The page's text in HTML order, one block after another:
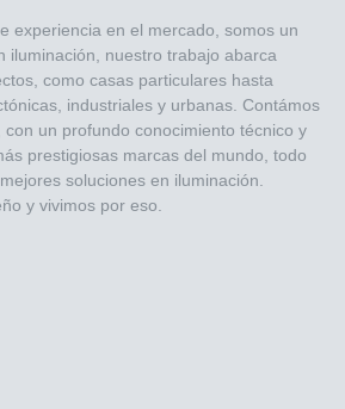
experiencia en el mercado, somos un
iluminación, nuestro trabajo abarca
como casas particulares hasta
industriales y urbanas. Contámos
un profundo conocimiento técnico y
prestigiosas marcas del mundo, todo
soluciones en iluminación.
y vivimos por eso.